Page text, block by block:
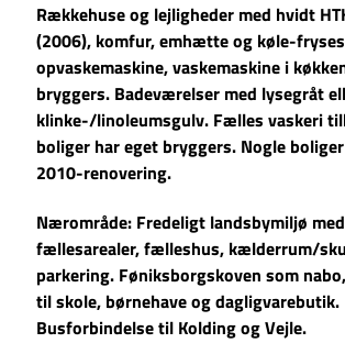
Rækkehuse og lejligheder med hvidt
(2006), komfur, emhætte og køle-
opvaskemaskine, vaskemaskine i
bryggers. Badeværelser med lysegråt
klinke-/linoleumsgulv. Fælles vaskeri
boliger har eget bryggers. Nogle
2010-renovering.
Nærområde: Fredeligt landsbymiljø
fællesarealer, fælleshus, kælderrum/
parkering. Føniksborgskoven som
til skole, børnehave og dagligvarebutik.
Busforbindelse til Kolding og Vejle.